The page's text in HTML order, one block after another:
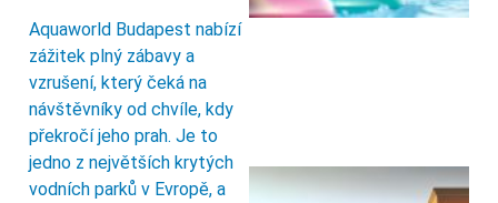
Aquaworld Budapest nabízí
zážitek plný zábavy a
vzrušení, který čeká na
návštěvníky od chvíle, kdy
překročí jeho prah. Je to
jedno z největších krytých
vodních parků v Evropě, a